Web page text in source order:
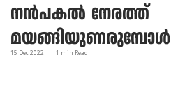
നൻപകൽ നേരത്ത്
മയങ്ങിയുണരുമ്പോൾ
15 Dec 2022 1 min Read